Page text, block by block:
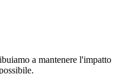
a mantenere l'impatto